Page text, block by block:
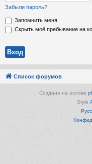
Забыли пароль?
Запомнить меня
Скрыть моё пребывание на
Список форумов
Создано на основе
Style